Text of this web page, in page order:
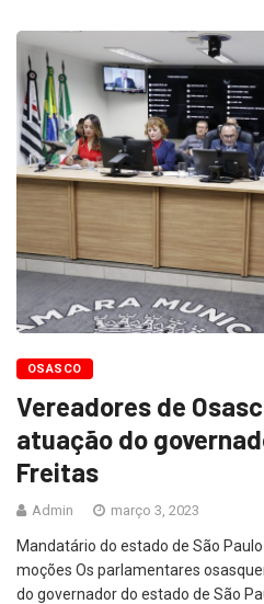
OSASCO
Vereadores de
atuação do
Freitas
Admin março 3, 2023
Mandatário do estado de São
moções Os parlamentares
do governador do estado de São